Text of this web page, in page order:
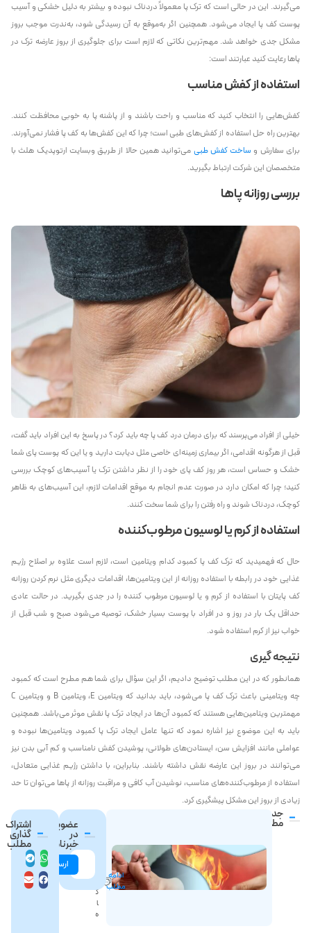
جدیدترین
مطالب
و
سوزش
کف
پا
نشانه
چیست؟
ادامه
مطلب
گ
ا
ه
عضویت
در
خبرنامه
ارسال
اشتراک
گذاری
مطلب
می‌گیرند. این در حالی‌ است که ترک پا معمولاً دردناک نبوده و بیشتر به‌ دلیل خشکی و آسیب
پوست کف پا ایجاد می‌شود. همچنین اگر به‌موقع به آن رسیدگی شود، به‌ندرت موجب بروز
مشکل جدی خواهد شد. مهم‌ترین نکاتی که لازم است برای جلوگیری از بروز عارضه ترک در
پاها رعایت کنید عبارتند است:
استفاده از کفش مناسب
کفش‌هایی را انتخاب کنید که مناسب و راحت باشند و از پاشنه پا به خوبی محافظت کنند.
بهترین راه حل استفاده از کفش‌های طبی است؛ چرا که این کفش‌ها به کف پا فشار نمی‌آورند.
برای سفارش و ساخت کفش طبی می‌توانید همین حالا از طریق وبسایت ارتوپدیک هلث با
متخصصان این شرکت ارتباط بگیرید.
بررسی روزانه پاها
خیلی از افراد می‌پرسند که برای درمان درد کف پا چه باید کرد؟ در پاسخ به این افراد باید گفت،
قبل از هرگونه اقدامی، اگر بیماری زمینه‌ای خاصی مثل دیابت دارید و یا این که پوست پای شما
خشک و حساس است، هر روز کف پای خود را از نظر داشتن ترک یا آسیب‌های کوچک بررسی
کنید؛ چرا که امکان دارد در صورت عدم انجام به موقع اقدامات لازم، این آسیب‌های به ظاهر
کوچک، دردناک شوند و راه رفتن را برای شما سخت کنند.
استفاده از کرم یا لوسیون مرطوب‌کننده
حال که فهمیدید که ترک کف پا کمبود کدام ویتامین است، لازم است علاوه بر اصلاح رژیم
غذایی خود در رابطه با استفاده روزانه از این ویتامین‌ها، اقدامات دیگری مثل نرم کردن روزانه
کف پایتان با استفاده از کرم و یا لوسیون مرطوب کننده را در جدی بگیرید. در حالت عادی
حداقل یک بار در روز و در افراد با پوست بسیار خشک، توصیه می‌شود صبح و شب قبل از
خواب نیز از کرم استفاده شود.
نتیجه گیری
همانطور که در این مطلب توضیح دادیم، اگر این سؤال برای شما هم مطرح است که کمبود
چه ویتامینی باعث ترک کف پا می‌شود، باید بدانید که ویتامین E، ویتامین B و ویتامین C
مهمترین ویتامین‌هایی هستند که کمبود آن‌ها در ایجاد ترک پا نقش موثر می‌باشد. همچنین
باید به این موضوع نیز اشاره نمود که تنها عامل ایجاد ترک پا کمبود ویتامین‌ها نبوده و
عواملی مانند افزایش سن، ایستادن‌های طولانی، پوشیدن کفش نامناسب و کم‌ آبی بدن نیز
می‌توانند در بروز این عارضه نقش داشته باشند. بنابراین، با داشتن رژیم غذایی متعادل،
استفاده از مرطوب‌کننده‌های مناسب، نوشیدن آب کافی و مراقبت روزانه از پاها می‌توان تا حد
زیادی از بروز این مشکل پیشگیری کرد.